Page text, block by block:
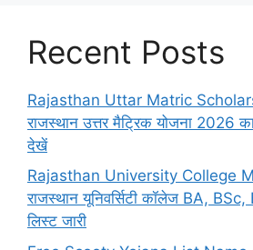
Recent Posts
Rajasthan Uttar Matric
राजस्थान उत्तर मैट्रिक योजना 2026
देखें
Rajasthan University College
राजस्थान यूनिवर्सिटी कॉलेज BA,
लिस्ट जारी